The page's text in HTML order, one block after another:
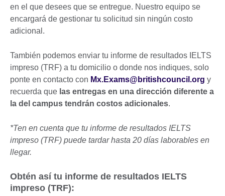
en el que desees que se entregue. Nuestro equipo se
encargará de gestionar tu solicitud sin ningún costo
adicional.
También podemos enviar tu informe de resultados IELTS
impreso (TRF) a tu domicilio o donde nos indiques, solo
ponte en contacto con Mx.Exams@britishcouncil.org y
recuerda que las entregas en una dirección diferente a
la del campus tendrán costos adicionales.
*Ten en cuenta que tu informe de resultados IELTS
impreso (TRF) puede tardar hasta 20 días laborables en
llegar.
Obtén así tu informe de resultados IELTS
impreso (TRF):